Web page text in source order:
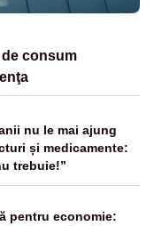
consum
nu le mai ajung
și medicamente:
trebuie!”
pentru economie: